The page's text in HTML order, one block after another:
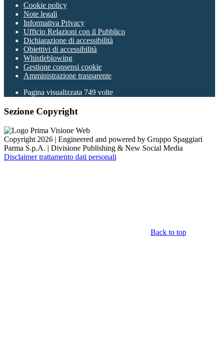
Cookie policy
Note legali
Informativa Privacy
Ufficio Relazioni con il Pubblico
Dichiarazione di accessibilità
Obiettivi di accessibilità
Whistleblowing
Gestione consensi cookie
Amministrazione trasparente
Pagina visualizzata 749 volte
Sezione Copyright
Copyright 2026 | Engineered and powered by Gruppo Spaggiari
Parma S.p.A. | Divisione Publishing & New Social Media
Disclaimer trattamento dati personali
Back to top